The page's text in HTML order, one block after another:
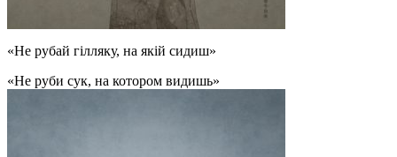
«Не рубай гілляку, на якій сидиш»
«Не руби сук, на котором видишь»